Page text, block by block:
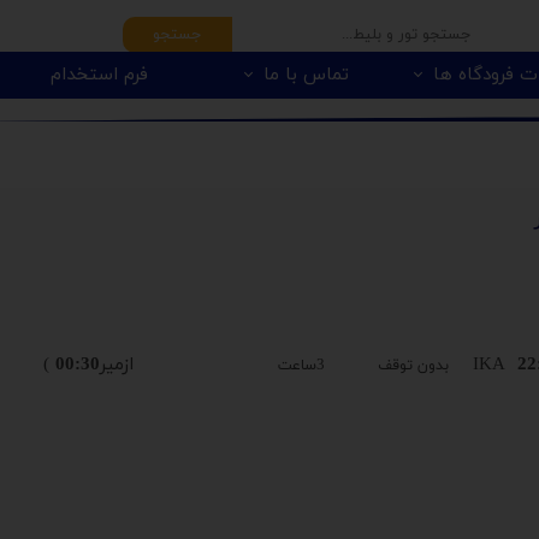
فرودگاه ها تماس با ما فرم استخدام
جستجو
IKA بدون توقف 3ساعت ازمیر00:30
)